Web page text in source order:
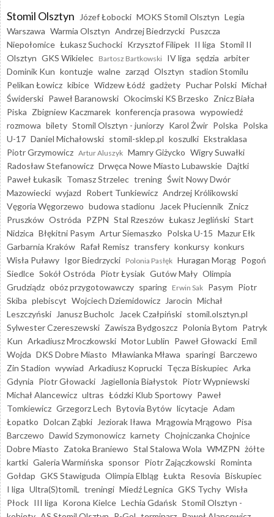
Stomil Olsztyn Józef Łobocki MOKS Stomil Olsztyn Legia
Warszawa Warmia Olsztyn Andrzej Biedrzycki Puszcza
Niepołomice Łukasz Suchocki Krzysztof Filipek II liga Stomil II
Olsztyn GKS Wikielec Bartosz Bartkowski IV liga sędzia arbiter
Dominik Kun kontuzje walne zarząd Olsztyn stadion Stomilu
Pelikan Łowicz kibice Widzew Łódź gadżety Puchar Polski Michał
Świderski Paweł Baranowski Okocimski KS Brzesko Znicz Biała
Piska Zbigniew Kaczmarek konferencja prasowa wypowiedź
rozmowa bilety Stomil Olsztyn - juniorzy Karol Żwir Polska Polska
U-17 Daniel Michałowski stomil-sklep.pl koszulki Ekstraklasa
Piotr Grzymowicz Artur Aluszyk Mamry Giżycko Wigry Suwałki
Radosław Stefanowicz Drwęca Nowe Miasto Lubawskie Dajtki
Paweł Łukasik Tomasz Strzelec trening Świt Nowy Dwór
Mazowiecki wyjazd Robert Tunkiewicz Andrzej Królikowski
Vęgoria Węgorzewo budowa stadionu Jacek Płuciennik Znicz
Pruszków Ostróda PZPN Stal Rzeszów Łukasz Jegliński Start
Nidzica Błękitni Pasym Artur Siemaszko Polska U-15 Mazur Ełk
Garbarnia Kraków Rafał Remisz transfery konkursy konkurs
Wisła Puławy Igor Biedrzycki Polonia Pasłęk Huragan Morąg Pogoń
Siedlce Sokół Ostróda Piotr Łysiak Gutów Mały Olimpia
Grudziądz obóz przygotowawczy sparing Erwin Sak Pasym Piotr
Skiba plebiscyt Wojciech Dziemidowicz Jarocin Michał
Leszczyński
Janusz Bucholc Jacek Czałpiński stomil.olsztyn.pl
Sylwester Czereszewski Zawisza Bydgoszcz Polonia Bytom Patryk
Kun Arkadiusz Mroczkowski Motor Lublin Paweł Głowacki Emil
Wojda DKS Dobre Miasto Mławianka Mława sparingi Barczewo
Zin Stadion wywiad Arkadiusz Koprucki Tęcza Biskupiec Arka
Gdynia Piotr Głowacki Jagiellonia Białystok Piotr Wypniewski
Michał Alancewicz ultras Łódzki Klub Sportowy Paweł
Tomkiewicz Grzegorz Lech Bytovia Bytów licytacje Adam
Łopatko Dolcan Ząbki Jeziorak Iława Mrągowia Mrągowo Pisa
Barczewo Dawid Szymonowicz karnety Chojniczanka Chojnice
Dobre Miasto Zatoka Braniewo Stal Stalowa Wola WMZPN żółte
kartki Galeria Warmińska sponsor Piotr Zajączkowski Rominta
Gołdap GKS Stawiguda Olimpia Elbląg Łukta Resovia Biskupiec
I liga Ultra(S)tomiL treningi Miedź Legnica GKS Tychy Wisła
Płock III liga Korona Kielce Lechia Gdańsk Stomil Olsztyn -